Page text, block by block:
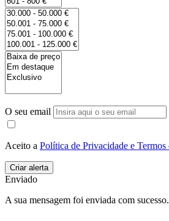
O seu email
Aceito a Política de Privacidade e Termos
Enviado
A sua mensagem foi enviada com sucesso.